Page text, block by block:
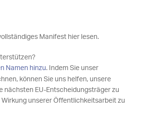
Manifest hier lesen.
Namen hinzu. Indem Sie unser
können Sie uns helfen, unsere
nächsten EU-Entscheidungsträger zu
unserer Öffentlichkeitsarbeit zu